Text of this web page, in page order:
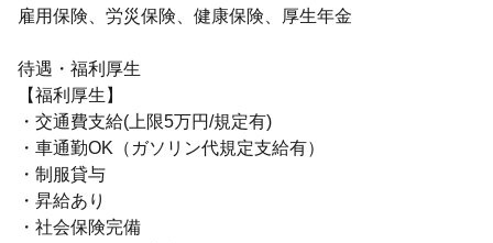
雇用保険、労災保険、健康保険、厚生年金
待遇・福利厚生
【福利厚生】
・交通費支給(上限5万円/規定有)
・車通勤OK（ガソリン代規定支給有）
・制服貸与
・昇給あり
・社会保険完備